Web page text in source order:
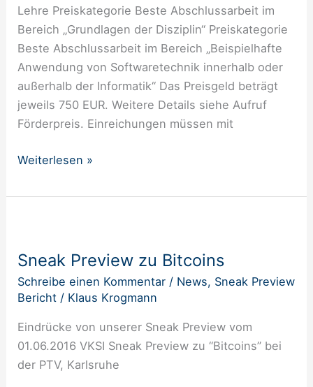
Lehre Preiskategorie Beste Abschlussarbeit im
Bereich „Grundlagen der Disziplin“ Preiskategorie
Beste Abschlussarbeit im Bereich „Beispielhafte
Anwendung von Softwaretechnik innerhalb oder
außerhalb der Informatik“ Das Preisgeld beträgt
jeweils 750 EUR. Weitere Details siehe Aufruf
Förderpreis. Einreichungen müssen mit
Weiterlesen »
Sneak Preview zu Bitcoins
Schreibe einen Kommentar / News, Sneak Preview
Bericht / Klaus Krogmann
Eindrücke von unserer Sneak Preview vom
01.06.2016 VKSI Sneak Preview zu “Bitcoins” bei
der PTV, Karlsruhe
zu
Bitcoins